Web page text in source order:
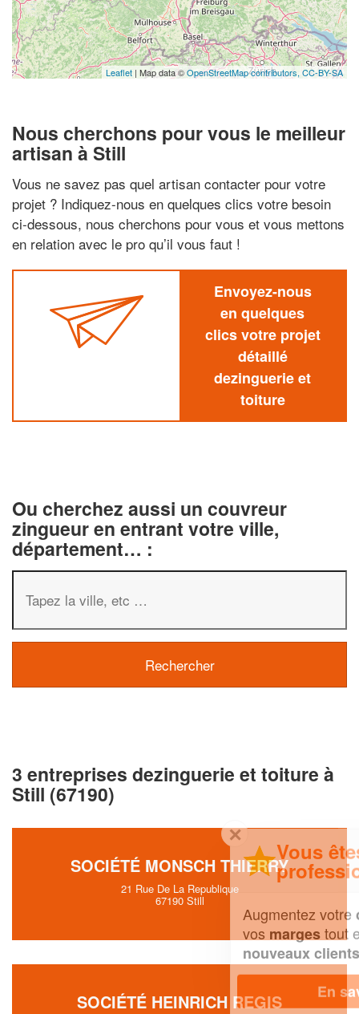
Leaflet | Map data ©OpenStreetMap contributors, CC-BY-SA
Nous cherchons pour vous le meilleur
artisan à Still
Vous ne savez pas quel artisan contacter pour votre
projet ? Indiquez-nous en quelques clics votre besoin
ci-dessous, nous cherchons pour vous et vous mettons
en relation avec le pro qu’il vous faut !
Envoyez-nous
en quelques
clics votre projet
détaillé
dezinguerie et
toiture
Ou cherchez aussi un couvreur
zingueur en entrant votre ville,
département… :
3 entreprises dezinguerie et toiture à
Still (67190)
SOCIÉTÉ MONSCH THIERRY
21 Rue De La Republique
67190 Still
SOCIÉTÉ HEINRICH REGIS
✕
Vous êtes un
professionnel ?
chiffre d'affaireset
tout en gagnant de
En savoir plus